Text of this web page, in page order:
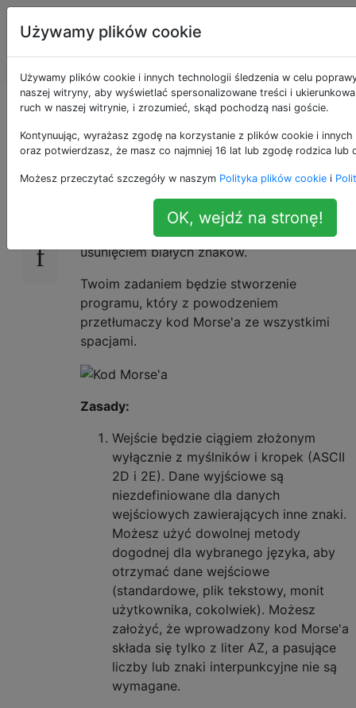
Programowanie
puzzli i Code
Golf
Golf Morse'a
24 Zaniepokoiła mnie rosnącanienawiść do
ata odpowiedźzainspirowała
mnie do upewnienia się, że kod Morse'a jest
bezpieczny przed tym podstępnym
usunięciem białych znaków.
Twoim zadaniem będzie stworzenie
programu, który z powodzeniem
przetłumaczy kod Morse'a ze wszystkimi
spacjami.
Zasady:
Wejście będzie ciągiem złożonym
wyłącznie z myślników i kropek (ASCII
2D i 2E). Dane wyjściowe są
niezdefiniowane dla danych
wejściowych zawierających inne znaki.
Możesz użyć dowolnej metody
dogodnej dla wybranego języka, aby
otrzymać dane wejściowe
(standardowe, plik tekstowy, monit
użytkownika, cokolwiek). Możesz
założyć, że wprowadzony kod Morse'a
składa się tylko z liter AZ, a pasujące
liczby lub znaki interpunkcyjne nie są
wymagane.
Używamy plików cookie
Używamy plików cookie i innych technologii śledzenia w celu
naszej witryny, aby wyświetlać spersonalizowane treści i
ruch w naszej witrynie, i zrozumieć, skąd pochodzą nasi goście.
Kontynuując, wyrażasz zgodę na korzystanie z plików cookie i
oraz potwierdzasz, że masz co najmniej 16 lat lub zgodę rodzica lub
Możesz przeczytać szczegóły w naszym Polityka plików cookie i
OK, wejdź na stronę!